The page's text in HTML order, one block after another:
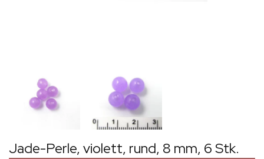
Jade-Perle, violett, rund, 8 mm, 6 Stk.